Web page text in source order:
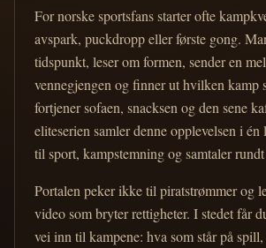
For norske sportsfans starter ofte
avspark, puckdropp eller første gong.
tidspunkt, leser om formen, sender en
vennegjengen og finner ut hvilken kamp
fortjener sofaen, snacksen og den sene
eliteserien samler denne opplevelsen i
til sport, kampstemning og samtaler
Portalen peker ikke til piratstrømmer og
video som bryter rettigheter. I stedet får
vei inn til kampene: hva som står på